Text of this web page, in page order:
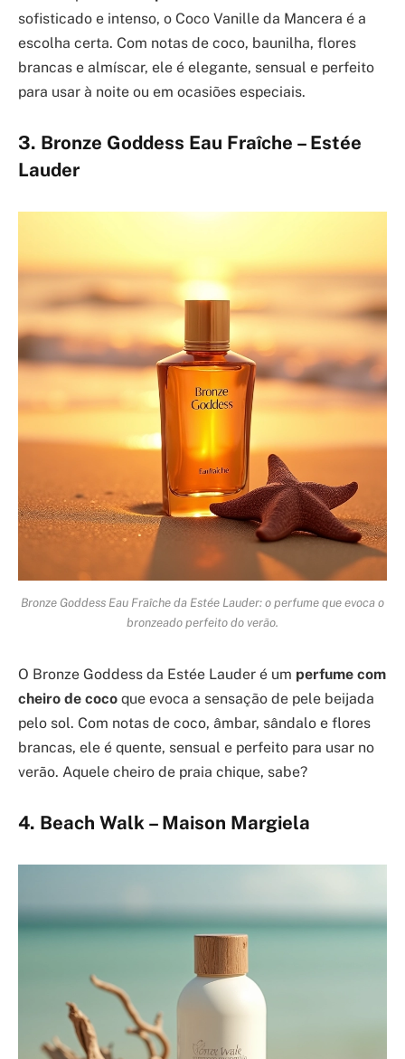
sofisticado e intenso, o Coco Vanille da Mancera é a
escolha certa. Com notas de coco, baunilha, flores
brancas e almíscar, ele é elegante, sensual e perfeito
para usar à noite ou em ocasiões especiais.
3. Bronze Goddess Eau Fraîche – Estée
Lauder
Bronze Goddess Eau Fraîche da Estée Lauder: o perfume que evoca o
bronzeado perfeito do verão.
O Bronze Goddess da Estée Lauder é um perfume com
cheiro de coco que evoca a sensação de pele beijada
pelo sol. Com notas de coco, âmbar, sândalo e flores
brancas, ele é quente, sensual e perfeito para usar no
verão. Aquele cheiro de praia chique, sabe?
4. Beach Walk – Maison Margiela